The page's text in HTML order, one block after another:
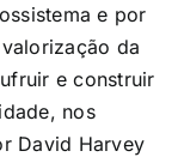
e por
da
e construir
nos
David Harvey